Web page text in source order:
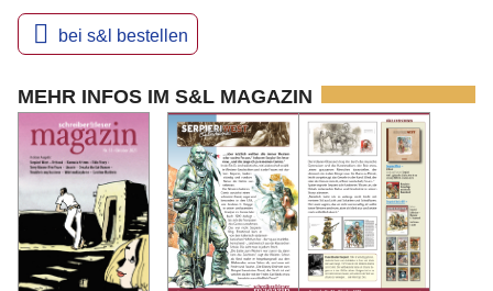
 bei s&l bestellen
MEHR INFOS IM S&L MAGAZIN